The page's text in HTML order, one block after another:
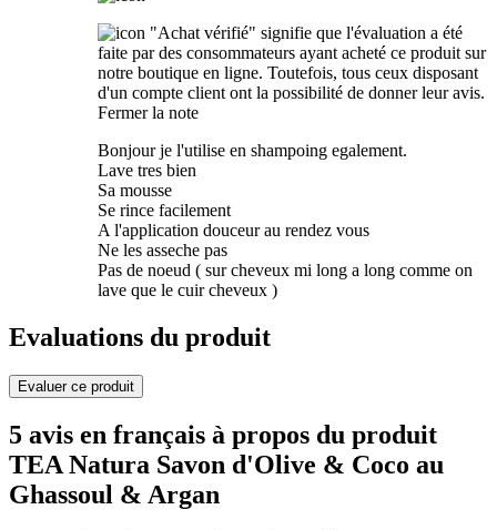
"Achat vérifié" signifie que l'évaluation a été
faite par des consommateurs ayant acheté ce produit sur
notre boutique en ligne. Toutefois, tous ceux disposant
d'un compte client ont la possibilité de donner leur avis.
Fermer la note
Bonjour je l'utilise en shampoing egalement.
Lave tres bien
Sa mousse
Se rince facilement
A l'application douceur au rendez vous
Ne les asseche pas
Pas de noeud ( sur cheveux mi long a long comme on
lave que le cuir cheveux )
Evaluations du produit
Evaluer ce produit
5 avis en français à propos du produit
TEA Natura Savon d'Olive & Coco au
Ghassoul & Argan